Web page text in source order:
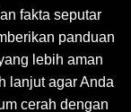
fakta seputar
panduan
lebih aman
lanjut agar Anda
cerah dengan